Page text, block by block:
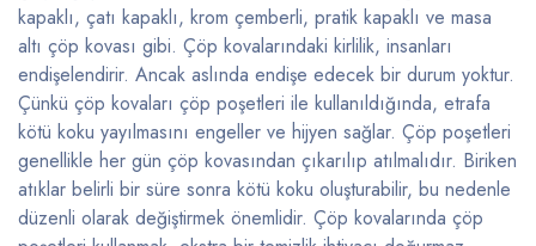
kapaklı, çatı kapaklı, krom çemberli, pratik kapaklı ve masa
altı çöp kovası gibi. Çöp kovalarındaki kirlilik, insanları
endişelendirir. Ancak aslında endişe edecek bir durum yoktur.
Çünkü çöp kovaları çöp poşetleri ile kullanıldığında, etrafa
kötü koku yayılmasını engeller ve hijyen sağlar. Çöp poşetleri
genellikle her gün çöp kovasından çıkarılıp atılmalıdır. Biriken
atıklar belirli bir süre sonra kötü koku oluşturabilir, bu nedenle
düzenli olarak değiştirmek önemlidir. Çöp kovalarında çöp